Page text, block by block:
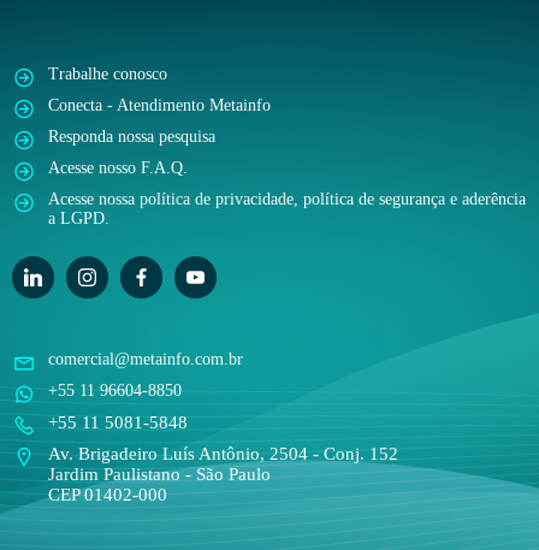
comercial@metainfo.com.br
+55 11 96604-8850
+55 11 5081-5848
Av. Brigadeiro Luís Antônio, 2504 - Conj. 152
Jardim Paulistano - São Paulo
CEP 01402-000
Trabalhe conosco
Conecta - Atendimento Metainfo
Responda nossa pesquisa
Acesse nosso F.A.Q.
Acesse nossa política de privacidade, política de segurança e aderência
a LGPD.